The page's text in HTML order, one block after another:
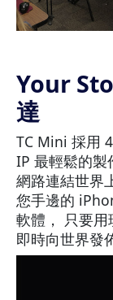
Your
達
TC Mini 採用
IP 最輕鬆的製
網路連結世界
您手邊的
軟體， 只要用
即時向世界發